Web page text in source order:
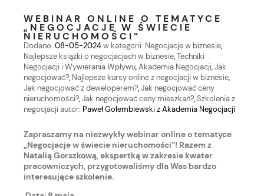
WEBINAR ONLINE O TEMATYCE
„NEGOCJACJE W ŚWIECIE
NIERUCHOMOŚCI”
Dodano: 08-05-2024w kategorii: Negocjacje w biznesie,
Najlepsze książki o negocjacjach w biznesie,Techniki
Negocjacji i Wywierania Wpływu,Akademia Negocjacji,Jak
negocjować?, Najlepsze kursy online z negocjacji w biznesie,
Jak negocjować z deweloperem?,Jak negocjować ceny
nieruchomości?,Jak negocjować ceny mieszkań?,Szkolenia z
negocjacji autor: Paweł Gołembiewski z Akademia Negocjacji
Zapraszamy na niezwykły webinar online o tematyce
„Negocjacje w świecie nieruchomości”! Razem z
Natalią Gorszkową, ekspertką w zakresie kwater
pracowniczych, przygotowaliśmy dla Was bardzo
interesujące szkolenie.